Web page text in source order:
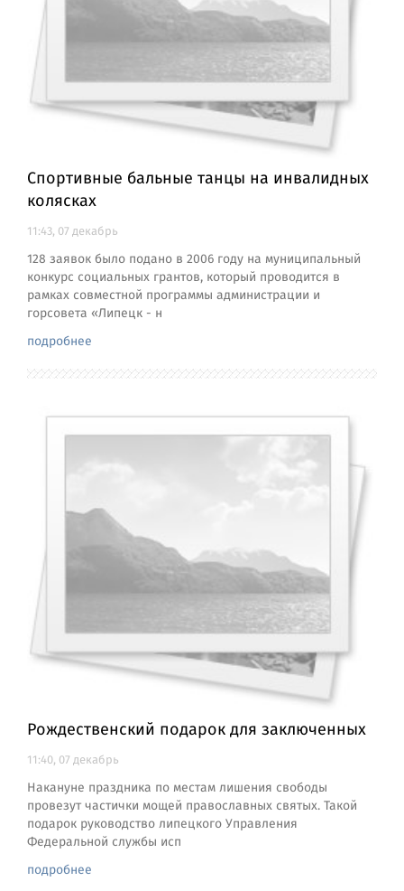
Спортивные бальные танцы на инвалидных
колясках
11:43, 07 декабрь
128 заявок было подано в 2006 году на муниципальный
конкурс социальных грантов, который проводится в
рамках совместной программы администрации и
горсовета «Липецк - н
подробнее
Рождественский подарок для заключенных
11:40, 07 декабрь
Накануне праздника по местам лишения свободы
провезут частички мощей православных святых. Такой
подарок руководство липецкого Управления
Федеральной службы исп
подробнее